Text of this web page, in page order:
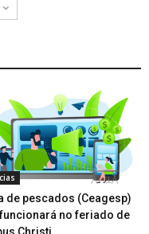
de pescados (Ceagesp)
no feriado de